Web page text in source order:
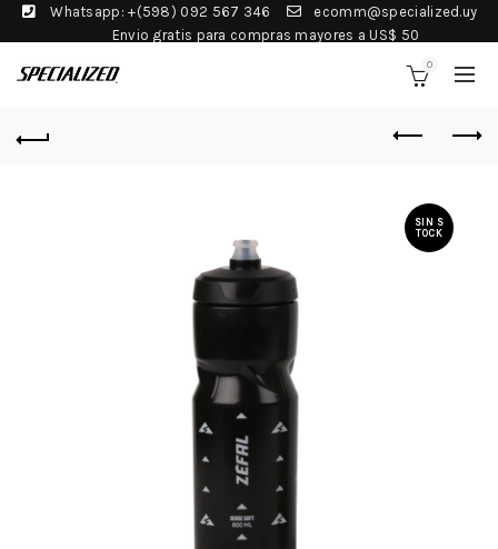
Whatsapp: +(598) 092 567 346
ecomm@specialized.uy
Envio gratis para compras mayores a US$ 50
0
SIN S
TOCK